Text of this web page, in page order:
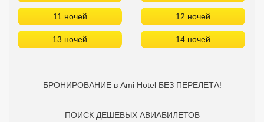
11 ночей 12 ночей
13 ночей 14 ночей
БРОНИРОВАНИЕ в Ami Hotel БЕЗ ПЕРЕЛЕТА!
ПОИСК ДЕШЕВЫХ АВИАБИЛЕТОВ